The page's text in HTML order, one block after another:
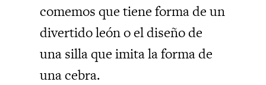
comemos que tiene forma de un
divertido león o el diseño de
una silla que imita la forma de
una cebra.